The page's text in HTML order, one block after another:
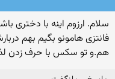
سلام. ارزوم اینه با دختری
فانتزی هامونو بگیم بهم
هم.و تو سکس با حرف زدن